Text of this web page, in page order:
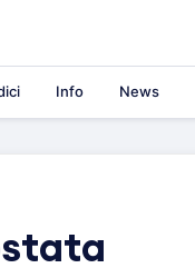
Info News